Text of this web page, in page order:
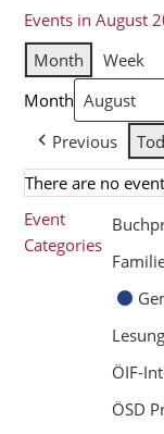
Events in August
Month
Week
Month
Previous
There are no
Event
Categories
Lesung
ÖIF-
ÖSD